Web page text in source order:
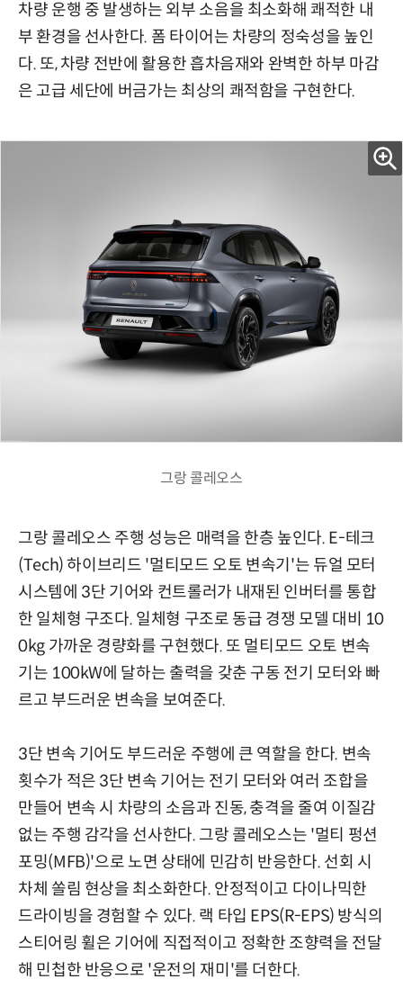
차량 운행 중 발생하는 외부 소음을 최소화해 쾌적한 내
부 환경을 선사한다. 폼 타이어는 차량의 정숙성을 높인
다. 또, 차량 전반에 활용한 흡차음재와 완벽한 하부 마감
은 고급 세단에 버금가는 최상의 쾌적함을 구현한다.
그랑 콜레오스
그랑 콜레오스 주행 성능은 매력을 한층 높인다. E-테크
(Tech) 하이브리드 '멀티모드 오토 변속기'는 듀얼 모터
시스템에 3단 기어와 컨트롤러가 내재된 인버터를 통합
한 일체형 구조다. 일체형 구조로 동급 경쟁 모델 대비 10
0kg 가까운 경량화를 구현했다. 또 멀티모드 오토 변속
기는 100kW에 달하는 출력을 갖춘 구동 전기 모터와 빠
르고 부드러운 변속을 보여준다.
3단 변속 기어도 부드러운 주행에 큰 역할을 한다. 변속
횟수가 적은 3단 변속 기어는 전기 모터와 여러 조합을
만들어 변속 시 차량의 소음과 진동, 충격을 줄여 이질감
없는 주행 감각을 선사한다. 그랑 콜레오스는 '멀티 펑션
포밍(MFB)'으로 노면 상태에 민감히 반응한다. 선회 시
차체 쏠림 현상을 최소화한다. 안정적이고 다이나믹한
드라이빙을 경험할 수 있다. 랙 타입 EPS(R-EPS) 방식의
스티어링 휠은 기어에 직접적이고 정확한 조향력을 전달
해 민첩한 반응으로 '운전의 재미'를 더한다.